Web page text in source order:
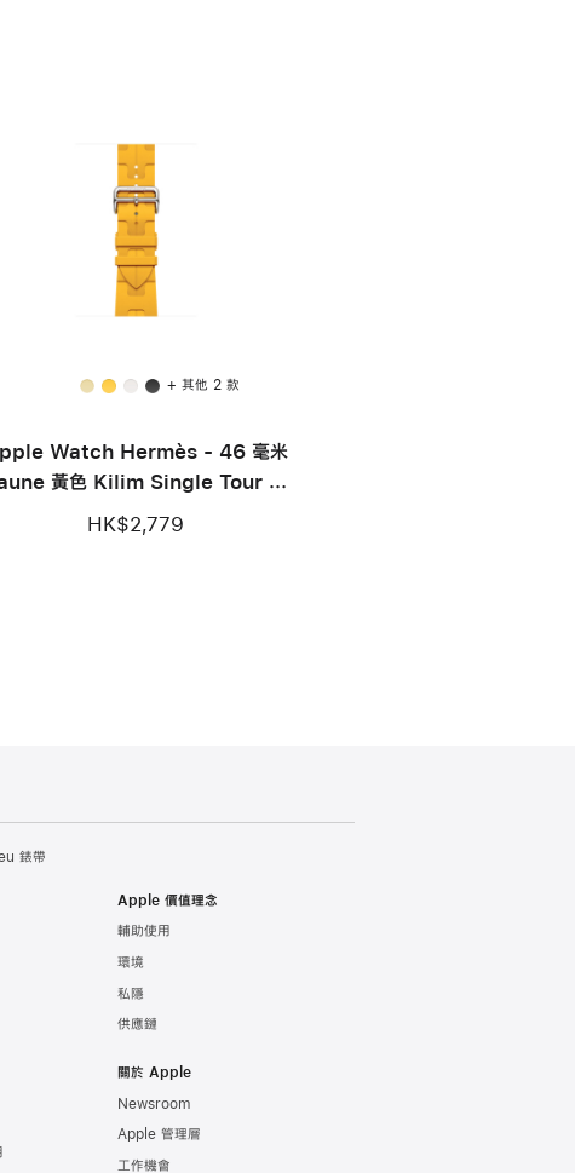
+ 其他 2 款
Watch Hermès - 46 毫米
黃色 Kilim Single Tour 錶
HK$2,779
錶帶
Apple 價值理念
輔助使用
環境
私隱
供應鏈
關於 Apple
Newsroom
Apple 管理層
工作機會